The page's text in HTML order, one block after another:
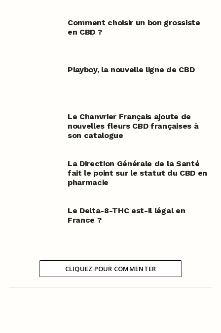
Comment choisir un bon grossiste
en CBD ?
Playboy, la nouvelle ligne de CBD
Le Chanvrier Français ajoute de
nouvelles fleurs CBD françaises à
son catalogue
La Direction Générale de la Santé
fait le point sur le statut du CBD en
pharmacie
Le Delta-8-THC est-il légal en
France ?
CLIQUEZ POUR COMMENTER